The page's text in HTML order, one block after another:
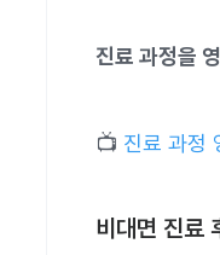
진료 과정을
📺 진료 과정
비대면 진료